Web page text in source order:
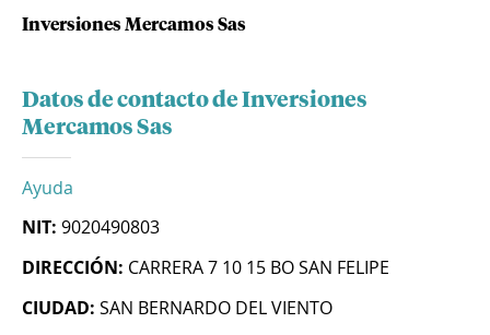
Inversiones Mercamos Sas
Datos de contacto de Inversiones
Mercamos Sas
Ayuda
NIT: 9020490803
DIRECCIÓN: CARRERA 7 10 15 BO SAN FELIPE
CIUDAD: SAN BERNARDO DEL VIENTO